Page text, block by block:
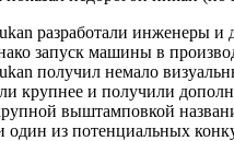
разработали инженеры и
запуск машины в
получил немало
крупнее и получили
выштамповкой
один из потенциальных